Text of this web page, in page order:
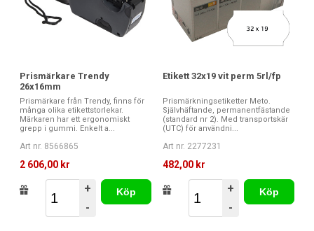
Prismärkare Trendy
26x16mm
Prismärkare från Trendy, finns för
många olika etikettstorlekar.
Märkaren har ett ergonomiskt
grepp i gummi. Enkelt a...
Art nr. 8566865
2 606,00 kr
+
-
Köp
Etikett 32x19 vit perm 5rl/fp
Prismärkningsetiketter Meto.
Självhäftande, permanentfästande
(standard nr 2). Med transportskär
(UTC) för användni...
Art nr. 2277231
482,00 kr
+
-
Köp